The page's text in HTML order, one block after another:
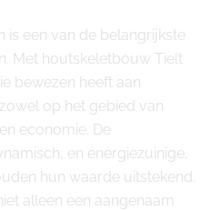
is een van de belangrijkste
Met houtskeletbouw Tielt
bewezen heeft aan
op het gebied van
economie. De
en energiezuinige,
hun waarde uitstekend.
alleen een aangenaam